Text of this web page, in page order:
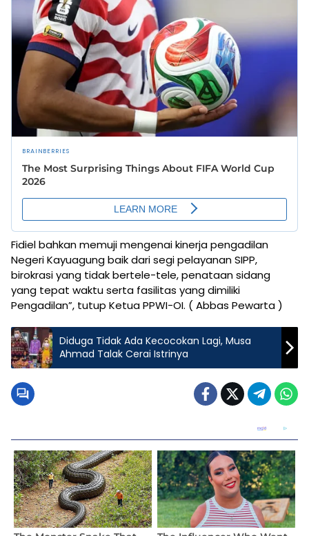
Fidiel bahkan memuji mengenai kinerja pengadilan
Negeri Kayuagung baik dari segi pelayanan SIPP,
birokrasi yang tidak bertele-tele, penataan sidang
yang tepat waktu serta fasilitas yang dimiliki
Pengadilan”, tutup Ketua PPWI-OI. ( Abbas Pewarta )
Diduga Tidak Ada Kecocokan Lagi, Musa
Ahmad Talak Cerai Istrinya